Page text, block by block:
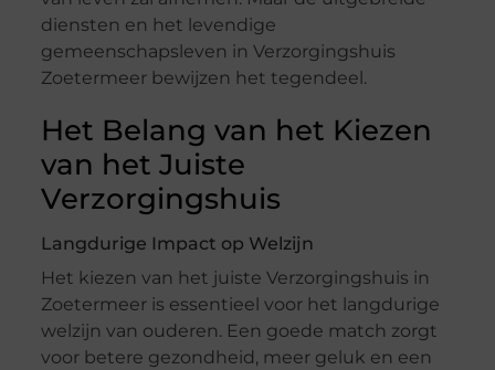
diensten en het levendige
gemeenschapsleven in Verzorgingshuis
Zoetermeer bewijzen het tegendeel.
Het Belang van het Kiezen
van het Juiste
Verzorgingshuis
Langdurige Impact op Welzijn
Het kiezen van het juiste Verzorgingshuis in
Zoetermeer is essentieel voor het langdurige
welzijn van ouderen. Een goede match zorgt
voor betere gezondheid, meer geluk en een